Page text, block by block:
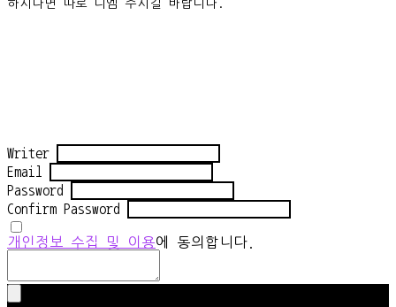
하시다면 따로 디엠 주시길 바랍니다.
Writer
Email
Password
Confirm Password
개인정보 수집 및 이용에 동의합니다.